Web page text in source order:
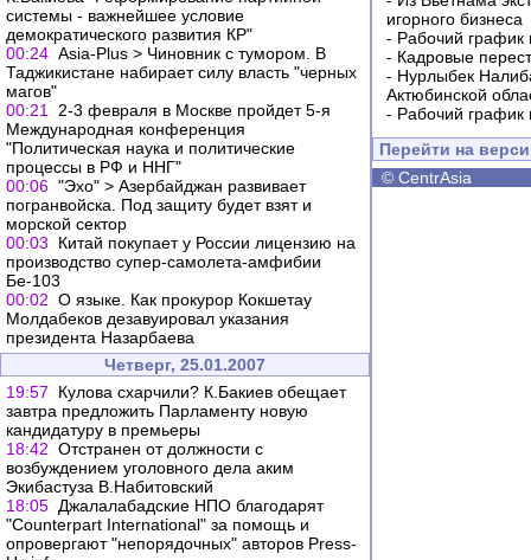
системы - важнейшее условие
демократического развития КР"
00:24 Asia-Plus > Чиновник с тумором. В
Таджикистане набирает силу власть "черных
магов"
00:21
2-3 февраля в Москве пройдет 5-я
Международная конференция
"Политическая наука и политические
процессы в РФ и ННГ"
00:06 "Эхо" > Азербайджан развивает
погранвойска. Под защиту будет взят и
морской сектор
00:03
Китай покупает у России лицензию на
производство супер-самолета-амфибии
Бе-103
00:02 О языке. Как прокурор Кокшетау
Молдабеков дезавуировал указания
президента Назарбаева
Четверг, 25.01.2007
19:57
Кулова схарчили? К.Бакиев обещает
завтра предложить Парламенту новую
кандидатуру в премьеры
18:42 Отстранен от должности с
возбуждением уголовного дела аким
Экибастуза В.Набитовский
18:05 Джалалабадские НПО благодарят
"Counterpart International" за помощь и
опровергают "непорядочных" авторов Press-
игорного бизнеса
- Рабочий график
- Кадровые
- Нурлыбек
Актюбинской
- Рабочий график
Перейти на
© CentrAsia